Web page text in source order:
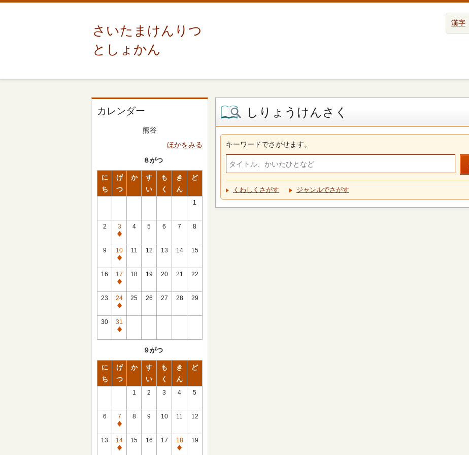
さいたまけんりつ
としょかん
漢字
カレンダー
熊谷
ほかをみる
８がつ
に
ち
げ
つ
か
す
い
も
く
き
ん
ど
1
2
3
休
館
日
4 5 6 7 8
9
10
休
館
日
11 12 13 14 15
16
17
休
館
日
18 19 20 21 22
23
24
休
館
日
25 26 27 28 29
30
31
休
９がつ
に
ち
げ
つ
か
す
い
も
く
き
ん
ど
1 2 3 4 5
6
7
休
館
日
8 9 10 11 12
13
14
休
15 16 17
18
休
19
しりょうけんさく
キーワードでさがせます。
くわしくさがす ジャンルでさがす